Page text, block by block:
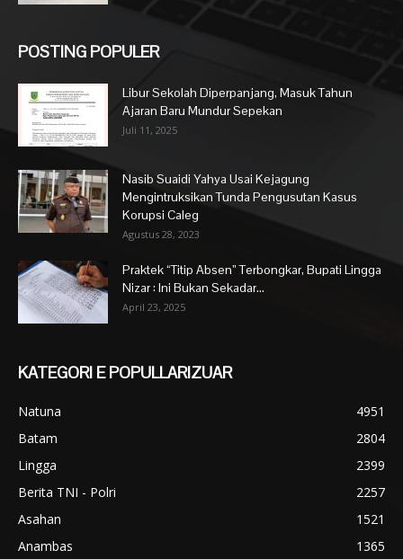
POSTING POPULER
Libur Sekolah Diperpanjang, Masuk Tahun
Ajaran Baru Mundur Sepekan
Juli 11, 2025
Nasib Suaidi Yahya Usai Kejagung
Mengintruksikan Tunda Pengusutan Kasus
Korupsi Caleg
Agustus 28, 2023
Praktek “Titip Absen” Terbongkar, Bupati Lingga
Nizar : Ini Bukan Sekadar...
April 23, 2025
KATEGORI E POPULLARIZUAR
Natuna
4951
Batam
2804
Lingga
2399
Berita TNI - Polri
2257
Asahan
1521
Anambas
1365